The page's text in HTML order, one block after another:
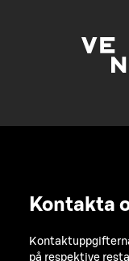
Kontakta
på respektive